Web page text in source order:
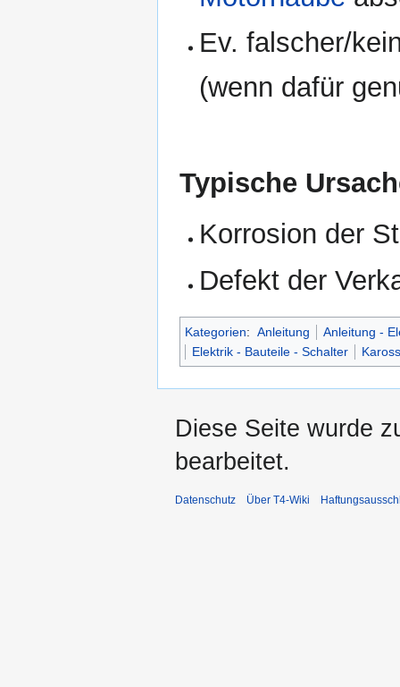
Ev. falscher/
(wenn dafür
Typische
Korrosion der
Defekt der
Kategorien: Anleitung
Anleitung -
Elektrik - Bauteile - Schalter
Diese Seite wurde
bearbeitet.
Datenschutz Über T4-Wiki